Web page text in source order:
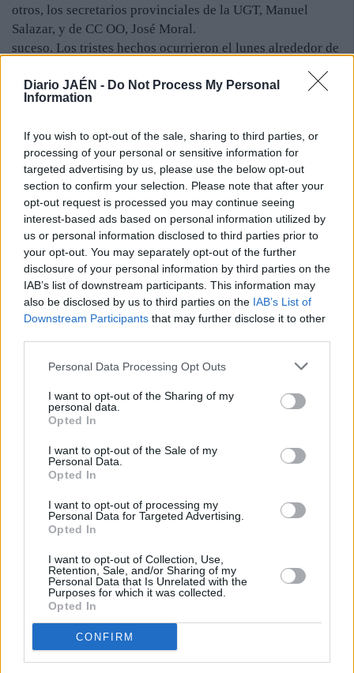
Diario JAÉN - Do Not Process My Personal
Information
If you wish to opt-out of the sale, sharing to third parties, or
processing of your personal or sensitive information for
targeted advertising by us, please use the below opt-out
section to confirm your selection. Please note that after your
opt-out request is processed you may continue seeing
interest-based ads based on personal information utilized by
us or personal information disclosed to third parties prior to
your opt-out. You may separately opt-out of the further
disclosure of your personal information by third parties on the
IAB’s list of downstream participants. This information may
also be disclosed by us to third parties on the IAB’s List of
Downstream Participants that may further disclose it to other
Personal Data Processing Opt Outs
I want to opt-out of the Sharing of my
personal data.
Opted In
I want to opt-out of the Sale of my
Personal Data.
Opted In
I want to opt-out of processing my
Personal Data for Targeted Advertising.
Opted In
I want to opt-out of Collection, Use,
Retention, Sale, and/or Sharing of my
Personal Data that Is Unrelated with the
Purposes for which it was collected.
Opted In
CONFIRM
otros, los secretarios provinciales de la UGT, Manuel
Salazar, y de CC OO, José Moral.
suceso. Los tristes hechos ocurrieron el lunes alrededor de
encontraba en una de las cabinas de metalización, ya que
se dedicaba al mantenimiento de las máquinas y era “un
la plantilla de la multinacional, sino a una subcontrata, una
empresa que presta sus servicios a Valeo. Manipulaba una
máquina cuando se electrocutó. Hasta el lugar se
desplazaron, además de Guardia Civil y Policía Local,
sanitarios del 061, que intentaron reanimarlo sin éxito. Ya
fue demasiado tarde.